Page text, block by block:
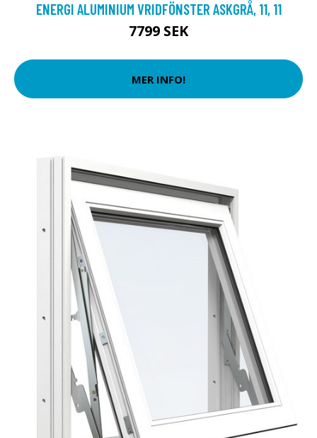
ENERGI ALUMINIUM VRIDFÖNSTER ASKGRÅ, 11, 11
7799 SEK
MER INFO!